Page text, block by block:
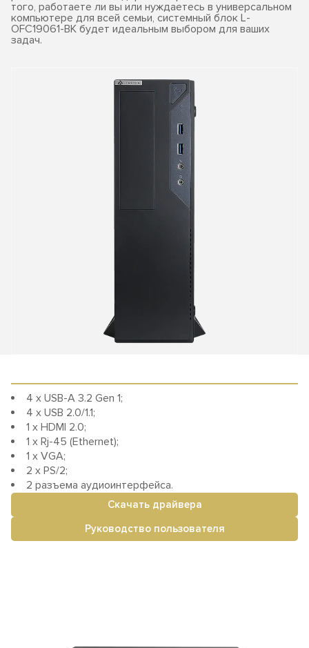
того, работаете ли вы или нуждаетесь в универсальном
компьютере для всей семьи, системный блок L-
OFC19061-BK будет идеальным выбором для ваших
задач.
4 х USB-A 3.2 Gen 1;
4 х USB 2.0/1.1;
1 х HDMI 2.0;
1 х Rj-45 (Ethernet);
1 х VGA;
2 х PS/2;
2 разъема аудиоинтерфейса.
Скачать драйвера
Руководство пользователя